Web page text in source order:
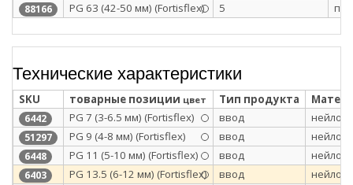
88166 PG 63 (42-50 мм) (Fortisflex) 5 п/э
Технические характеристики
SKU товарные позиции цвет Тип продукта
6442 PG 7 (3-6.5 мм) (Fortisflex) ввод нейлон
51297 PG 9 (4-8 мм) (Fortisflex) ввод нейлон
6448 PG 11 (5-10 мм) (Fortisflex) ввод нейлон
6403 PG 13.5 (6-12 мм) (Fortisflex) ввод нейлон